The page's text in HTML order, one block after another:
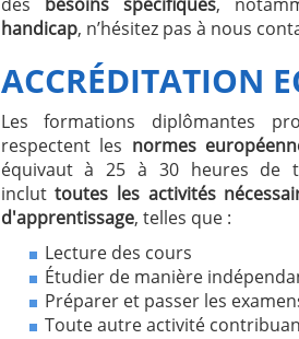
handicap, n’hésitez pas à nous
ACCRÉDITATION
Les formations diplômantes
respectent les normes
équivaut à 25 à 30 heures de
incluttoutes les activités
d'apprentissage, telles que :
Lecture des cours
Étudier de manière
Préparer et passer les
Toute autre activité